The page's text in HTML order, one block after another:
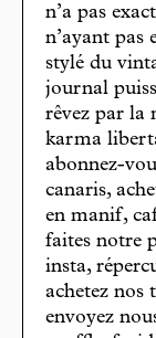
n’a pas
n’ayant pas
stylé du
journal
rêvez par la
karma
abonnez-
canaris,
en manif,
faites notre
insta,
achetez nos
envoyez